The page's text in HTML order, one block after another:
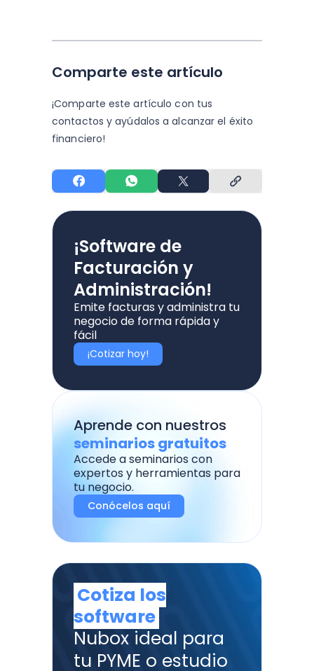
Comparte este artículo
¡Comparte este artículo con tus
contactos y ayúdalos a alcanzar el éxito
financiero!
¡Software de
Facturación y
Administración!
Emite facturas y administra tu
negocio de forma rápida y
fácil
¡Cotizar hoy!
Aprende con nuestros
seminarios gratuitos
Accede a seminarios con
expertos y herramientas para
tu negocio.
Conócelos aquí
Cotiza los
software
Nubox ideal para
tu PYME o estudio